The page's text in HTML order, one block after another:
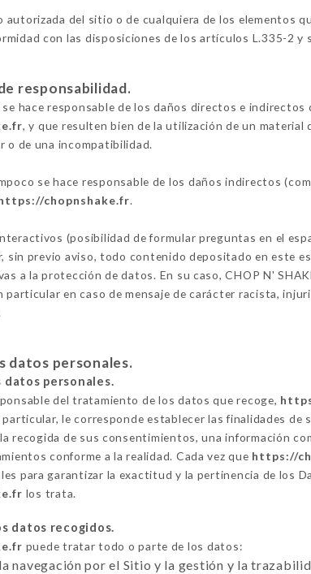
autorizada del sitio o de cualquiera de los elementos
con las disposiciones de los artículos L.335-2
responsabilidad.
se hace responsable de los daños directos e
, y que resulten bien de la utilización de un material
o de una incompatibilidad.
se hace responsable de los daños indirectos
chopnshake.fr.
(posibilidad de formular preguntas en el
sin previo aviso, todo contenido depositado en este
a la protección de datos. En su caso, CHOP N'
particular en caso de mensaje de carácter racista,
datos personales.
datos personales.
del tratamiento de los datos que recoge,
particular, le corresponde establecer las finalidades
recogida de sus consentimientos, una información
conforme a la realidad. Cada vez que https://
para garantizar la exactitud y la pertinencia de los
los trata.
datos recogidos.
puede tratar todo o parte de los datos:
navegación por el Sitio y la gestión y la